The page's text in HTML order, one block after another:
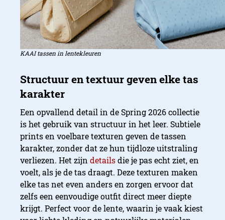
KAAI tassen in lentekleuren
Een opvallend detail in de Spring 2026 collectie
is het gebruik van structuur in het leer. Subtiele
prints en voelbare texturen geven de tassen
karakter, zonder dat ze hun tijdloze uitstraling
verliezen. Het zijn detailsdie je pas echt ziet, en
voelt, als je de tas draagt. Deze texturen maken
elke tas net even anders en zorgen ervoor dat
zelfs een eenvoudige outfit direct meer diepte
krijgt. Perfect voor de lente, waarin je vaak kiest